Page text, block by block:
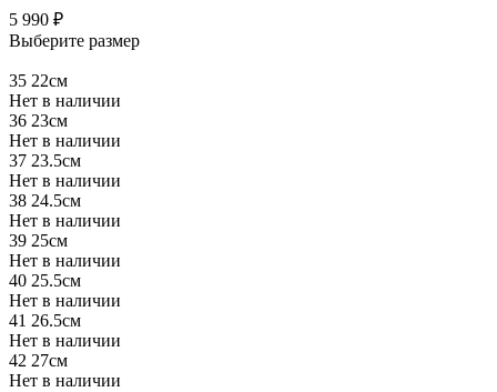
5 990 ₽
Выберите размер
35 22см
Нет в наличии
36 23см
Нет в наличии
37 23.5см
Нет в наличии
38 24.5см
Нет в наличии
39 25см
Нет в наличии
40 25.5см
Нет в наличии
41 26.5см
Нет в наличии
42 27см
Нет в наличии